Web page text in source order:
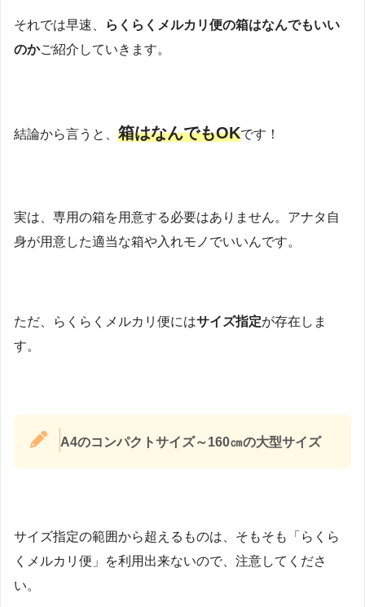
それでは早速、
らくらくメルカリ便の箱はなんでもいい
のかご紹介していきます。
結論から言うと、 箱はなんでもOKです！
実は、専用の箱を用意する必要はありません。アナタ自
身が用意した適当な箱や入れモノでいいんです。
ただ、らくらくメルカリ便にはサイズ指定が存在しま
す。
A4のコンパクトサイズ～160㎝の大型サイズ
サイズ指定の範囲から超えるものは、そもそも「らくら
くメルカリ便」を利用出来ないので、注意してくださ
い。